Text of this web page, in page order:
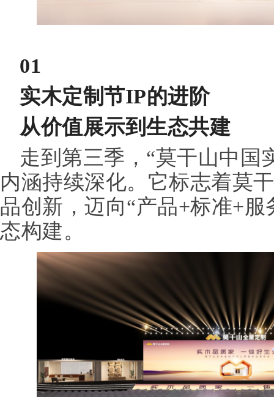
01
实木定制节IP的进阶
从价值展示到生态共建
走到第三季，“莫干山中国
内涵持续深化。它标志着莫
品创新，迈向“产品+标准+
态构建。